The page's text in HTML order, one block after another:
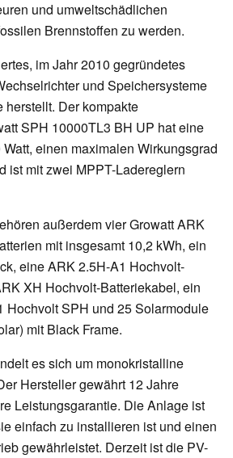
und umweltschädlichen
Brennstoffen zu werden.
im Jahr 2010 gegründetes
und Speichersysteme
herstellt. Der kompakte
SPH 10000TL3 BH UP hat eine
einen maximalen Wirkungsgrad
ist mit zwei MPPT-Ladereglern
außerdem vier Growatt ARK
mit insgesamt 10,2 kWh, ein
eine ARK 2.5H-A1 Hochvolt-
XH Hochvolt-Batteriekabel, ein
Hochvolt SPH und 25 Solarmodule
mit Black Frame.
es sich um monokristalline
Hersteller gewährt 12 Jahre
Leistungsgarantie. Die Anlage ist
einfach zu installieren ist und einen
gewährleistet. Derzeit ist die PV-